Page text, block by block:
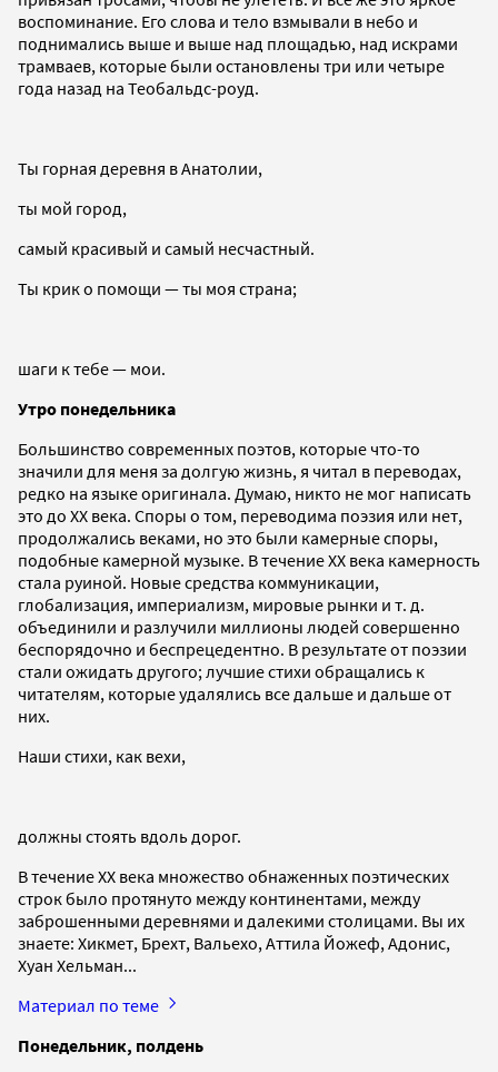
воспоминание. Его слова и тело взмывали в небо и
поднимались выше и выше над площадью, над искрами
трамваев, которые были остановлены три или четыре
года назад на Теобальдс-роуд.
Ты горная деревня в Анатолии,
ты мой город,
самый красивый и самый несчастный.
Ты крик о помощи — ты моя страна;
шаги к тебе — мои.
Утро понедельника
Большинство современных поэтов, которые что-то
значили для меня за долгую жизнь, я читал в переводах,
редко на языке оригинала. Думаю, никто не мог написать
это до ХХ века. Споры о том, переводима поэзия или нет,
продолжались веками, но это были камерные споры,
подобные камерной музыке. В течение ХХ века камерность
стала руиной. Новые средства коммуникации,
глобализация, империализм, мировые рынки и т. д.
объединили и разлучили миллионы людей совершенно
беспорядочно и беспрецедентно. В результате от поэзии
стали ожидать другого; лучшие стихи обращались к
читателям, которые удалялись все дальше и дальше от
них.
Наши стихи, как вехи,
должны стоять вдоль дорог.
В течение ХХ века множество обнаженных поэтических
строк было протянуто между континентами, между
заброшенными деревнями и далекими столицами. Вы их
знаете: Хикмет, Брехт, Вальехо, Аттила Йожеф, Адонис,
Хуан Хельман...
Материал по теме
Понедельник, полдень